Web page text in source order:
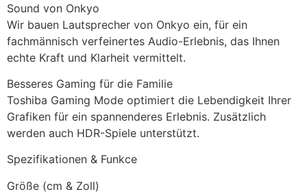
Sound von Onkyo
Wir bauen Lautsprecher von Onkyo ein, für ein
fachmännisch verfeinertes Audio-Erlebnis, das Ihnen
echte Kraft und Klarheit vermittelt.
Besseres Gaming für die Familie
Toshiba Gaming Mode optimiert die Lebendigkeit Ihrer
Grafiken für ein spannenderes Erlebnis. Zusätzlich
werden auch HDR-Spiele unterstützt.
Spezifikationen & Funkce
Größe (cm & Zoll)